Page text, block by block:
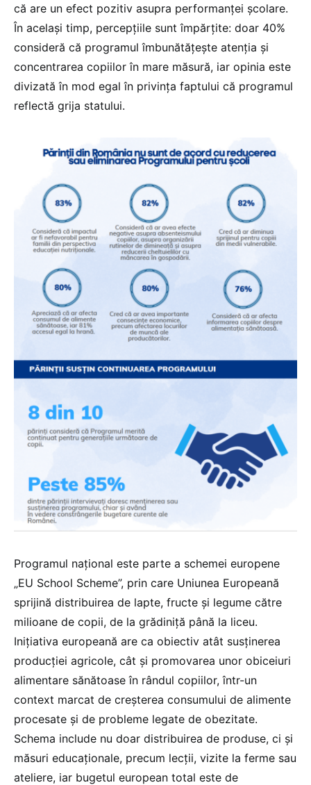
că are un efect pozitiv asupra performanței școlare.
În același timp, percepțiile sunt împărțite: doar 40%
consideră că programul îmbunătățește atenția și
concentrarea copiilor în mare măsură, iar opinia este
divizată în mod egal în privința faptului că programul
reflectă grija statului.
Programul național este parte a schemei europene
„EU School Scheme”, prin care Uniunea Europeană
sprijină distribuirea de lapte, fructe și legume către
milioane de copii, de la grădiniță până la liceu.
Inițiativa europeană are ca obiectiv atât susținerea
producției agricole, cât și promovarea unor obiceiuri
alimentare sănătoase în rândul copiilor, într-un
context marcat de creșterea consumului de alimente
procesate și de probleme legate de obezitate.
Schema include nu doar distribuirea de produse, ci și
măsuri educaționale, precum lecții, vizite la ferme sau
ateliere, iar bugetul european total este de